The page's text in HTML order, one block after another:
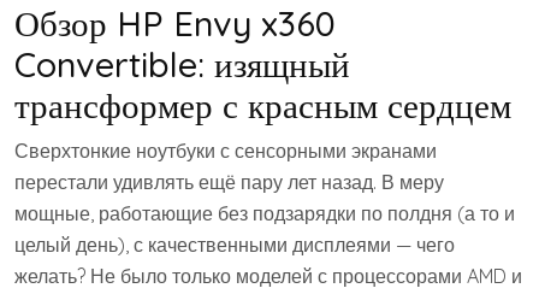
Обзор HP Envy x360
Convertible: изящный
трансформер с красным сердцем
Сверхтонкие ноутбуки с сенсорными экранами
перестали удивлять ещё пару лет назад. В меру
мощные, работающие без подзарядки по полдня (а то и
целый день), с качественными дисплеями — чего
желать? Не было только моделей с процессорами AMD и